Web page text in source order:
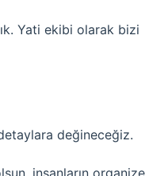
Yati ekibi olarak bizi
değineceğiz.
insanların organize